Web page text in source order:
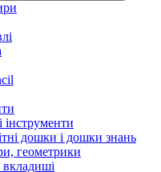
інструменти
дошки і дошки знань
геометрики